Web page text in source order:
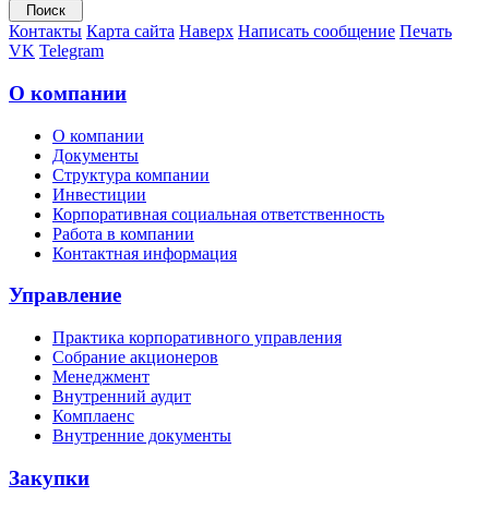
Контакты Карта сайта Наверх Написать сообщение Печать
VK Telegram
О компании
О компании
Документы
Структура компании
Инвестиции
Корпоративная социальная ответственность
Работа в компании
Контактная информация
Управление
Практика корпоративного управления
Собрание акционеров
Менеджмент
Внутренний аудит
Комплаенс
Внутренние документы
Закупки